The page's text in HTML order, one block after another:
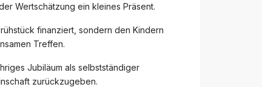
Wertschätzung ein kleines Präsent.
finanziert, sondern den Kindern
Treffen.
Jubiläum als selbstständiger
zurückzugeben.